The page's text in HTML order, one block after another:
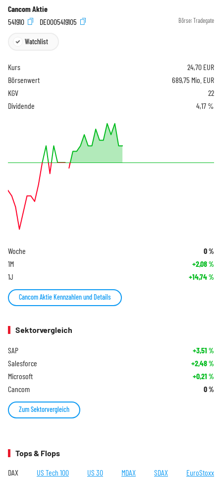
Cancom Aktie
541910
DE0005419105 Börse: Tradegate
Watchlist
Kurs 24,70 EUR
Börsenwert
689,75 Mio. EUR
KGV
22
Dividende
4,17 %
Woche 0%
1M +2,08%
1J +14,74%
Cancom Aktie Kennzahlen und Details
Sektorvergleich
SAP +3,51 %
Salesforce +2,48%
Microsoft +0,21 %
Cancom 0%
Zum Sektorvergleich
Tops & Flops
DAX US Tech 100 US 30 MDAX SDAX EuroStoxx